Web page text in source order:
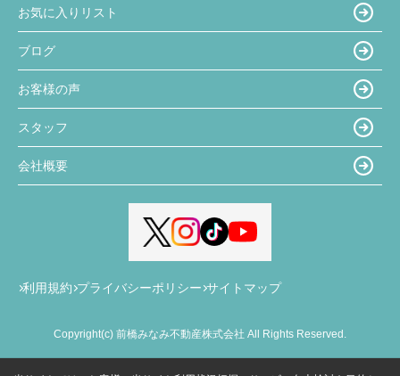
お気に入りリスト
ブログ
お客様の声
スタッフ
会社概要
利用規約 プライバシーポリシー サイトマップ
Copyright(c) 前橋みなみ不動産株式会社 All Rights Reserved.